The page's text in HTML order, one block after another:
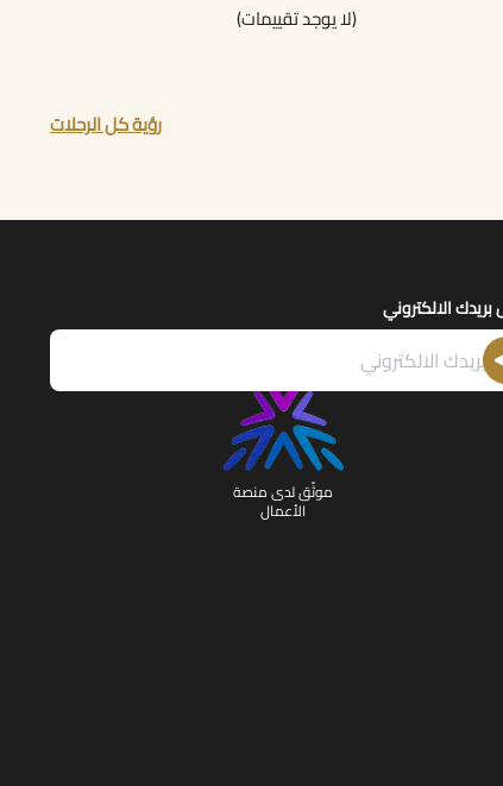
(لا يوجد تقييمات)
رؤية كل الرحلات
بريدك الالكتروني
موثّق لدى منصة
الأعمال